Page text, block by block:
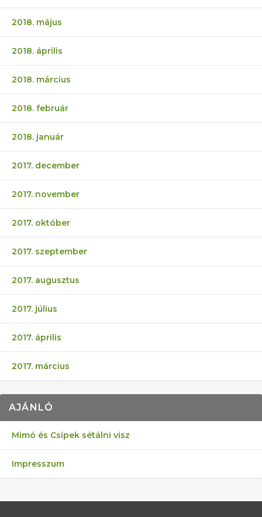
2018. május
2018. április
2018. március
2018. február
2018. január
2017. december
2017. november
2017. október
2017. szeptember
2017. augusztus
2017. július
2017. április
2017. március
AJÁNLÓ
Mimó és Csipek sétálni visz
Impresszum